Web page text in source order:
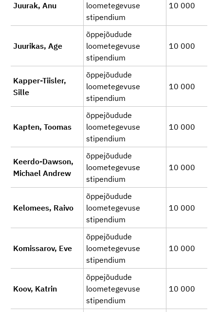
Juurak, Anu
loometegevuse
stipendium
10 000
Juurikas, Age
õppejõudude
loometegevuse
stipendium
10 000
Kapper-Tiisler,
Sille
õppejõudude
loometegevuse
stipendium
10 000
Kapten, Toomas
õppejõudude
loometegevuse
stipendium
10 000
Keerdo-Dawson,
Michael Andrew
õppejõudude
loometegevuse
stipendium
10 000
Kelomees, Raivo
õppejõudude
loometegevuse
stipendium
10 000
Komissarov, Eve
õppejõudude
loometegevuse
stipendium
10 000
Koov, Katrin
õppejõudude
loometegevuse
stipendium
10 000